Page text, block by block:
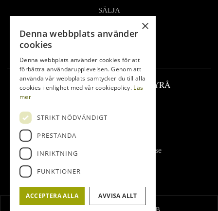
SÄLJA
LOFSDALEN
LOFSDALENS FASTIGHETSBYRÅ
842 96 Lofsdalen
E-post:
info@lofsdalenfastighet.se
×
Denna webbplats använder
cookies
Denna webbplats använder cookies för att
förbättra användarupplevelsen. Genom att
använda vår webbplats samtycker du till alla
cookies i enlighet med vår cookiepolicy. Läs
mer
STRIKT NÖDVÄNDIGT
PRESTANDA
INRIKTNING
FUNKTIONER
ACCEPTERA ALLA AVVISA ALLT